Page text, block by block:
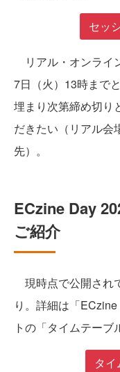
セッ
リアル・オンライ
7日（火）13時まで
埋まり次第締め切り
だきたい（リアル会
先）。
ECzine Day
ご紹介
現時点で公開され
り。詳細は「
トの「タイムテーブ
タ